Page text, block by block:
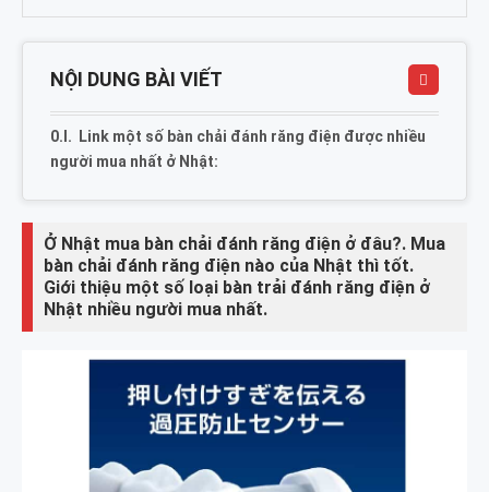
NỘI DUNG BÀI VIẾT
Link một số bàn chải đánh răng điện được nhiều
người mua nhất ở Nhật:
Ở Nhật mua bàn chải đánh răng điện ở đâu?. Mua
bàn chải đánh răng điện nào của Nhật thì tốt.
Giới thiệu một số loại bàn trải đánh răng điện ở
Nhật nhiều người mua nhất.